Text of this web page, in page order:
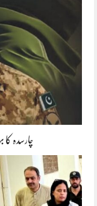
چارسدہ